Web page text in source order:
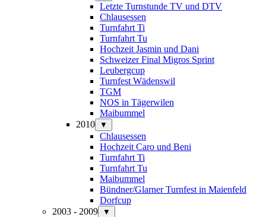
Letzte Turnstunde TV und DTV
Chlausessen
Turnfahrt Ti
Turnfahrt Tu
Hochzeit Jasmin und Dani
Schweizer Final Migros Sprint
Leubergcup
Turnfest Wädenswil
TGM
NOS in Tägerwilen
Maibummel
2010
▼
Chlausessen
Hochzeit Caro und Beni
Turnfahrt Ti
Turnfahrt Tu
Maibummel
Bündner/Glarner Turnfest in Maienfeld
Dorfcup
2003 - 2009
▼